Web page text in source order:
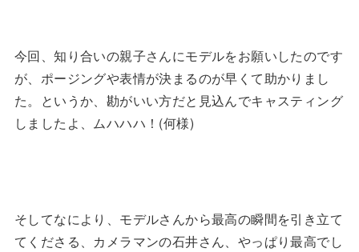
今回、知り合いの親子さんにモデルをお願いしたのです
が、ポージングや表情が決まるのが早くて助かりまし
た。というか、勘がいい方だと見込んでキャスティング
しましたよ、ムハハハ！(何様)
そしてなにより、モデルさんから最高の瞬間を引き立て
てくださる、カメラマンの石井さん、やっぱり最高でし